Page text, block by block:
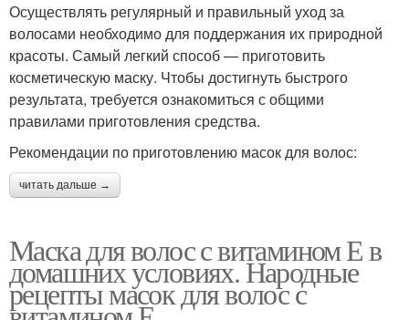
Осуществлять регулярный и правильный уход за
волосами необходимо для поддержания их природной
красоты. Самый легкий способ — приготовить
косметическую маску. Чтобы достигнуть быстрого
результата, требуется ознакомиться с общими
правилами приготовления средства.
Рекомендации по приготовлению масок для волос:
читать дальше →
Маска для волос с витамином Е в
домашних условиях. Народные
рецепты масок для волос с